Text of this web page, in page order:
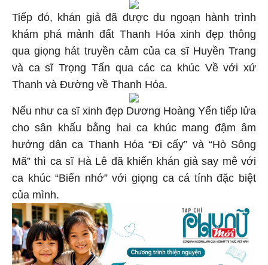
Tiếp đó, khán giả đã được du ngoạn hành trình
khám phá mảnh đất Thanh Hóa xinh đẹp thông
qua giọng hát truyền cảm của ca sĩ Huyền Trang
và ca sĩ Trọng Tấn qua các ca khúc Về với xứ
Thanh và Đường về Thanh Hóa.
Nếu như ca sĩ xinh đẹp Dương Hoàng Yến tiếp lửa
cho sân khấu bằng hai ca khúc mang đậm âm
hưởng dân ca Thanh Hóa “Đi cấy” và “Hò Sông
Mã” thì ca sĩ Hà Lê đã khiến khán giả say mê với
ca khúc “Biển nhớ” với giọng ca cá tính đặc biệt
của mình.